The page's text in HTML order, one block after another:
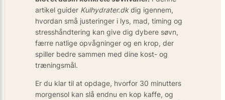
artikel guider Kulhydrater.dkdig igennem,
hvordan små justeringer i lys, mad, timing og
stresshåndtering kan give dig dybere søvn,
færre natlige opvågninger og en krop, der
spiller bedre sammen med dine kost- og
træningsmål.
Er du klar til at opdage, hvorfor 30 minutters
morgensol kan slå endnu en kop kaffe, og